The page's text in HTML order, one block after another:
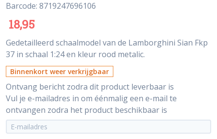
Barcode: 8719247696106
18,95
Gedetailleerd schaalmodel van de Lamborghini Sian Fkp
37 in schaal 1:24 en kleur rood metalic.
Binnenkort weer verkrijgbaar
Ontvang bericht zodra dit product leverbaar is
Vul je e-mailadres in om éénmalig een e-mail te
ontvangen zodra het product beschikbaar is